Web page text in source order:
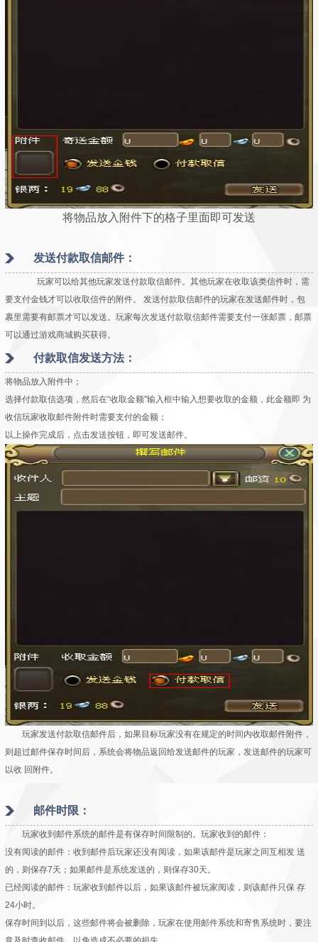
将物品放入附件下的格子里面即可发送
发送付款取信邮件：
玩家可以给其他玩家发送付款取信邮件。其他玩家在收取该类信件时，需
要支付金钱才可以收取信件的附件。 发送付款取信邮件的玩家在发送邮件时，包
裹里需要有邮票才可以发送。玩家每次发送付款取信邮件需要支付一张邮票，邮票
可以通过游戏商城购买获得。
付款取信发送方法：
将物品放入附件中；
选择付款取信选项， 然后在“收取金额”输入框中输入想要收取的金额，此金额即 为
收信玩家收取邮件附件时需要支付的金额；
以上操作完成后，点击发送按钮，即可发送邮件。
玩家发送付款取信邮件后，如果目标玩家没有在规定的时间内收取邮件附件，
则超过邮件保存时间后，系统会将物品返回给发送邮件的玩家，发送邮件的玩家可
以收 回附件。
邮件时限：
玩家收到邮件系统的邮件是有保存时间限制的。玩家收到的邮件：
没有阅读的邮件 ：收到邮件后玩家还没有阅读，如果该邮件是玩家之间互相发 送
的，则保存7天；如果邮件是系统发送的，则保存30天。
已经阅读的邮件 ：玩家收到邮件以后，如果该邮件被玩家阅读，则该邮件只保 存
24小时。
保存时间到以后，这些邮件将会被删除，玩家在使用邮件系统和寄售系统时，要注